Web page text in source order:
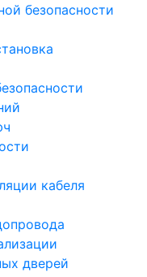
безопасности
кабеля
дверей